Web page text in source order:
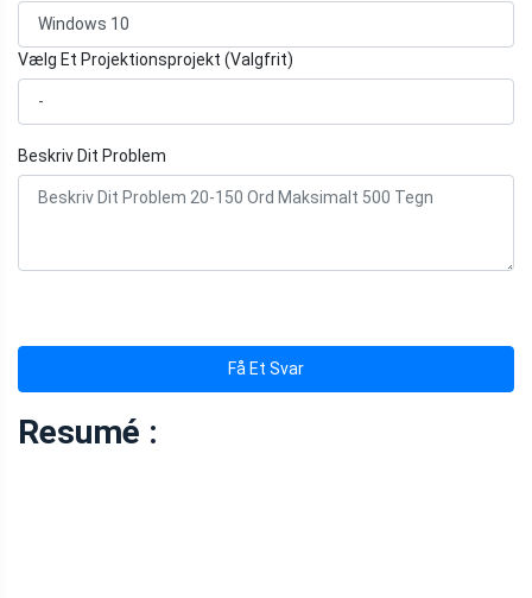
Vælg Et Projektionsprojekt (Valgfrit)
Beskriv Dit Problem
Få Et Svar
Resumé :